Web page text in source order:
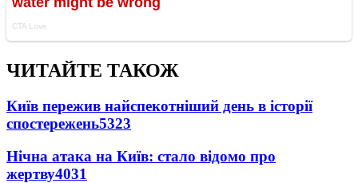
ЧИТАЙТЕ ТАКОЖ
Київ пережив найспекотніший день в історії
спостережень5323
Нічна атака на Київ: стало відомо про
жертву4031